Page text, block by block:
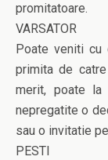
promitatoare.
VARSATOR
Poate veniti
primita de
merit, poate
nepregatite o
sau o invitatie
PESTI